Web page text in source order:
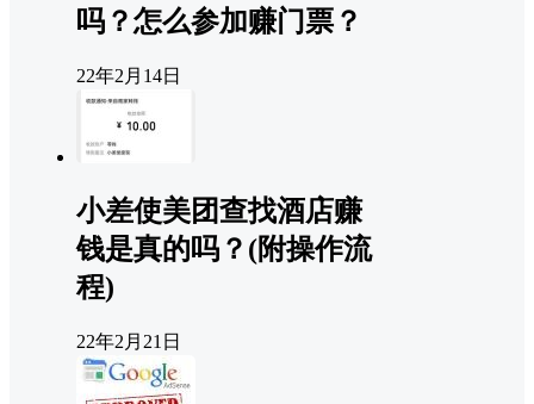
吗？怎么参加赚门票？
22年2月14日
小差使美团查找酒店赚
钱是真的吗？(附操作流
程)
22年2月21日